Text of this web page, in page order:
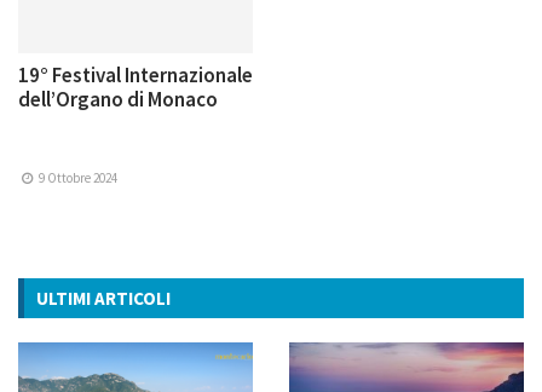
19° Festival Internazionale
dell’Organo di Monaco
9 Ottobre 2024
ULTIMI ARTICOLI